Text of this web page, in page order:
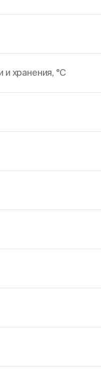
и хранения, °С